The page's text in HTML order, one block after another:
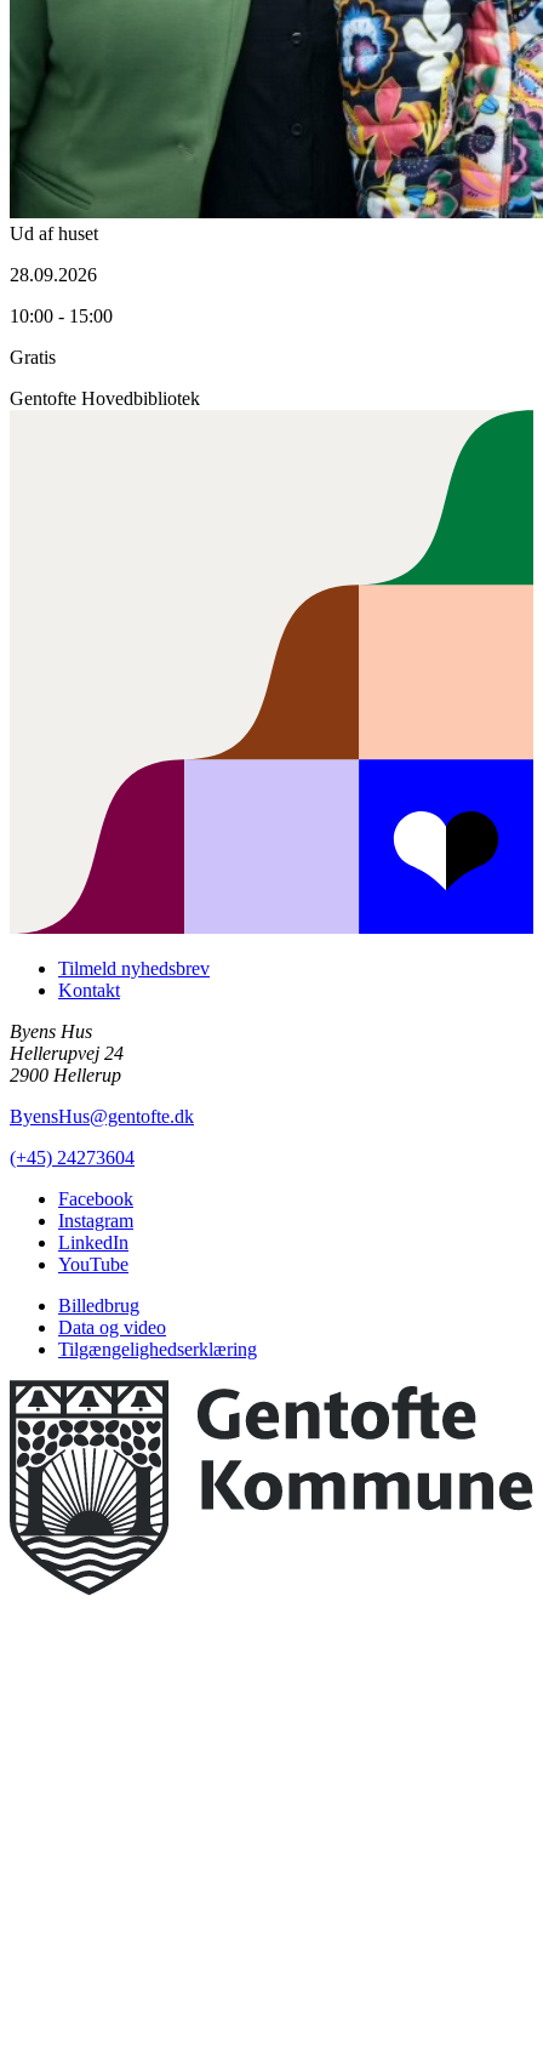
Ud af huset
28.09.2026
10:00 - 15:00
Gratis
Gentofte Hovedbibliotek
Tilmeld nyhedsbrev
Kontakt
Byens Hus
Hellerupvej 24
2900 Hellerup
ByensHus@gentofte.dk
(+45) 24273604
Facebook
Instagram
LinkedIn
YouTube
Billedbrug
Data og video
Tilgængelighedserklæring